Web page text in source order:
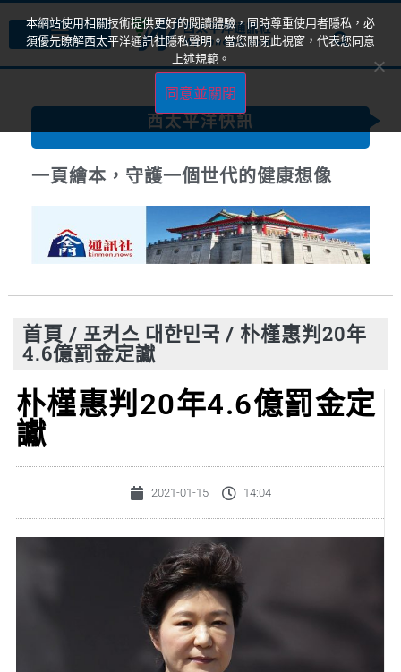
西太平洋快訊
一頁繪本，守護一個世代的健康想像
首頁 / 포커스 대한민국 / 朴槿惠判20年
4.6億罰金定讞
朴槿惠判20年4.6億罰金定
讞
2021-01-15 14:04
本網站使用相關技術提供更好的閱讀體驗，同時尊重使用者隱私，必
須優先瞭解西太平洋通訊社隱私聲明。當您關閉此視窗，代表您同意
上述規範。
同意並關閉